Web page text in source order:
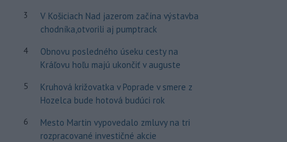
3
V Košiciach Nad jazerom začína výstavba
chodníka,otvorili aj pumptrack
4
Obnovu posledného úseku cesty na
Kráľovu hoľu majú ukončiť v auguste
5
Kruhová križovatka v Poprade v smere z
Hozelca bude hotová budúci rok
6
Mesto Martin vypovedalo zmluvy na tri
rozpracované investičné akcie